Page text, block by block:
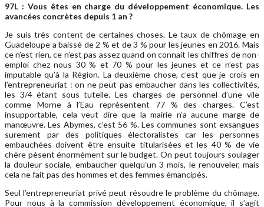
97L : Vous êtes en charge du développement économique. Les
avancées concrètes depuis 1 an ?
Je suis très content de certaines choses. Le taux de chômage en
Guadeloupe a baissé de 2 % et de 3 % pour les jeunes en 2016. Mais
ce n’est rien, ce n’est pas assez quand on connait les chiffres de non-
emploi chez nous 30 % et 70 % pour les jeunes et ce n’est pas
imputable qu’à la Région. La deuxième chose, c’est que je crois en
l’entrepreneuriat : on ne peut pas embaucher dans les collectivités,
les 3/4 étant sous tutelle. Les charges de personnel d’une vile
comme Morne à l’Eau représentent 77 % des charges. C’est
insupportable, cela veut dire que la mairie n’a aucune marge de
manœuvre. Les Abymes, c’est 56 %. Les communes sont exsangues
surement par des politiques électoralistes car les personnes
embauchées doivent être ensuite titularisées et les 40 % de vie
chère pèsent énormément sur le budget. On peut toujours soulager
la douleur sociale, embaucher quelqu’un 3 mois, le renouveler, mais
cela ne fait pas des hommes et des femmes émancipés.
Seul l’entrepreneuriat privé peut résoudre le problème du chômage.
Pour nous à la commission développement économique, il s’agit